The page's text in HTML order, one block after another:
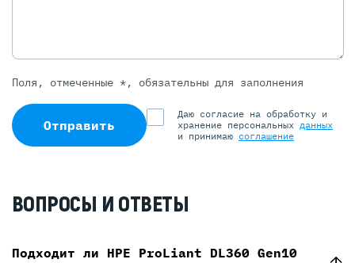
Поля, отмеченные *, обязательны для заполнения
Отправить
Даю согласие на обработку и
хранение персональных данных
и принимаю соглашение
ВОПРОСЫ И ОТВЕТЫ
Подходит ли HPE ProLiant DL360 Gen10